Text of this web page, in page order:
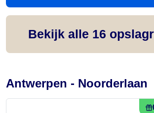
Bekijk alle 16
Antwerpen - Noorderlaan